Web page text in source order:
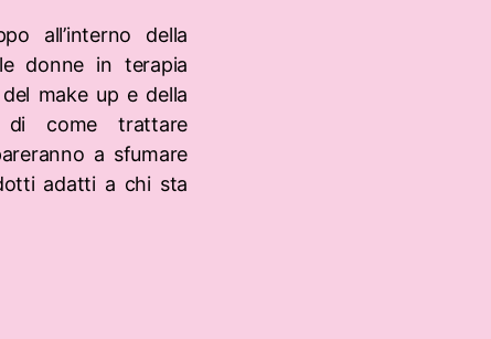
all’interno della
donne in terapia
make up e della
di come trattare
a sfumare
adatti a chi sta